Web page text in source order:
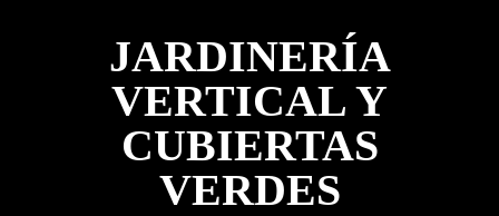
JARDINERÍA
VERTICAL Y
CUBIERTAS
VERDES